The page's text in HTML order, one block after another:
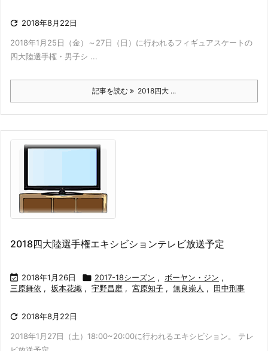
 2018年8月22日
2018年1月25日（金）～27日（日）に行われるフィギュアスケートの
四大陸選手権・男子シ ...
記事を読む 2018四大 ...
2018四大陸選手権エキシビションテレビ放送予定
 2018年1月26日  2017-18シーズン , ボーヤン・ジン ,
三原舞依 , 坂本花織 , 宇野昌磨 , 宮原知子 , 無良崇人 , 田中刑事
 2018年8月22日
2018年1月27日（土）18:00~20:00に行われるエキシビション。 テレ